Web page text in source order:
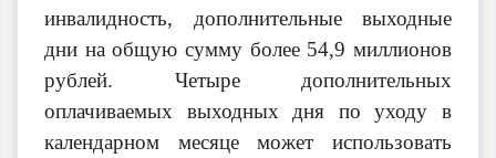
инвалидность, дополнительные выходные
дни на общую сумму более 54,9 миллионов
рублей. Четыре дополнительных
оплачиваемых выходных дня по уходу в
календарном месяце может использовать